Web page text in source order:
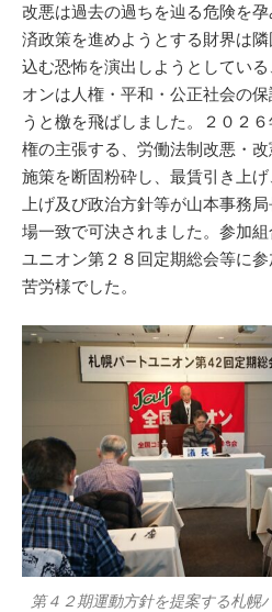
改悪は過去の過ちを辿る危険を
済政策を進めようとする財界は
込む恐怖を演出しようとしてい
オンは人権・平和・公正社会の
うと檄を飛ばしました。２０２
権の主張する、労働法制改悪・
施策を断固粉砕し、最賃引き上
上げ及び政治方針等が山本事務
場一致で可決されました。参加
ユニオン第２８回定期総会等に
苦労様でした。
第４２期運動方針を提案する札幌